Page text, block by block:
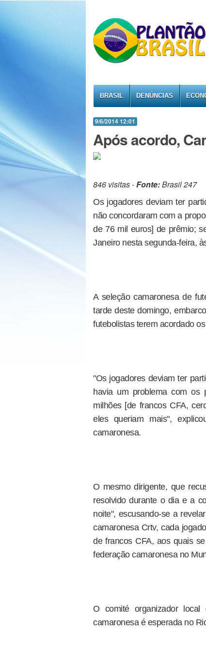
BRASIL DENÚNCIAS
9/6/2014 12:01
Após acordo,
846 visitas -Fonte:Brasil 247
Os jogadores deviam ter
não concordaram com a
de 76 mil euros] de prêmio;
Janeiro nesta segunda-feira,
A seleção camaronesa de
tarde deste domingo,
futebolistas terem acordado
"Os jogadores deviam ter
havia um problema com os
milhões [de francos CFA,
eles queriam mais",
camaronesa.
O mesmo dirigente, que
resolvido durante o dia e a
noite", escusando-se a
camaronesa Crtv, cada
de francos CFA, aos quais
federação camaronesa no
O comité organizador
camaronesa é esperada no